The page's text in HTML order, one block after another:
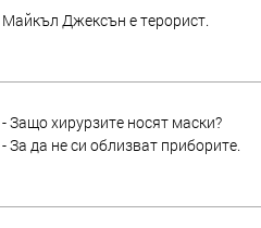
Майкъл Джексън е терорист.
- Защо хирурзите носят маски?
- За да не си облизват приборите.